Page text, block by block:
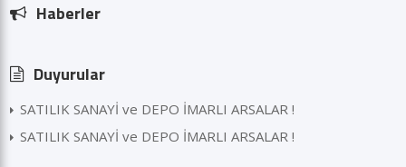
Haberler
Duyurular
SATILIK SANAYİ ve DEPO İMARLI ARSALAR !
SATILIK SANAYİ ve DEPO İMARLI ARSALAR !